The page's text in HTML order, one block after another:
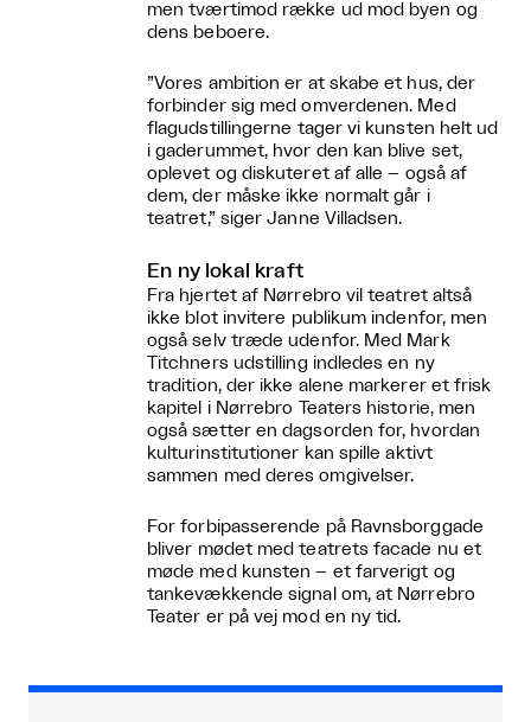
men tværtimod række ud mod byen og
dens beboere.
”Vores ambition er at skabe et hus, der
forbinder sig med omverdenen. Med
flagudstillingerne tager vi kunsten helt ud
i gaderummet, hvor den kan blive set,
oplevet og diskuteret af alle – også af
dem, der måske ikke normalt går i
teatret,” siger Janne Villadsen.
En ny lokal kraft
Fra hjertet af Nørrebro vil teatret altså
ikke blot invitere publikum indenfor, men
også selv træde udenfor. Med Mark
Titchners udstilling indledes en ny
tradition, der ikke alene markerer et frisk
kapitel i Nørrebro Teaters historie, men
også sætter en dagsorden for, hvordan
kulturinstitutioner kan spille aktivt
sammen med deres omgivelser.
For forbipasserende på Ravnsborggade
bliver mødet med teatrets facade nu et
møde med kunsten – et farverigt og
tankevækkende signal om, at Nørrebro
Teater er på vej mod en ny tid.